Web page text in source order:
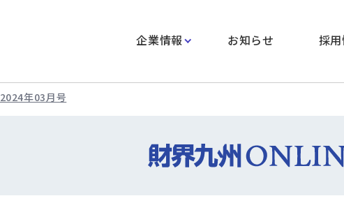
企業情報 お知らせ 採
2024年03月号